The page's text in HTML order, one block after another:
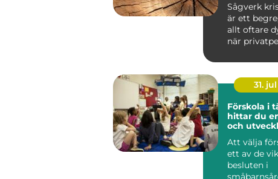
Sågverk
är ett
allt oftare
när
31. jul
Förskola i
hittar du
och
Att välja
ett av de
besluten i